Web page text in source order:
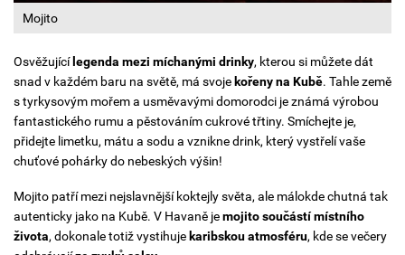
Mojito
Osvěžující legenda mezi míchanými drinky, kterou si můžete dát
snad v každém baru na světě, má svoje kořeny na Kubě. Tahle země
s tyrkysovým mořem a usměvavými domorodci je známá výrobou
fantastického rumu a pěstováním cukrové třtiny. Smíchejte je,
přidejte limetku, mátu a sodu a vznikne drink, který vystřelí vaše
chuťové pohárky do nebeských výšin!
Mojito patří mezi nejslavnější koktejly světa, ale málokde chutná tak
autenticky jako na Kubě. V Havaně jemojito součástí místního
života, dokonale totiž vystihuje karibskou atmosféru, kde se večery